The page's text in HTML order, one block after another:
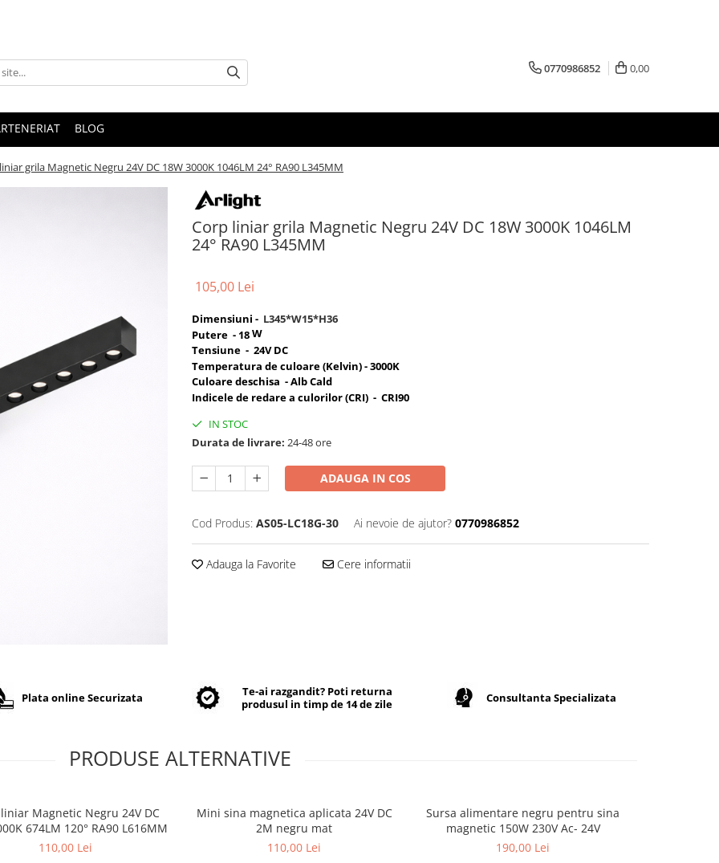
0770986852 0,00
BLOG
grila Magnetic Negru 24V DC 18W 3000K 1046LM 24° RA90 L345MM
Corp liniar grila Magnetic Negru 24V DC 18W 3000K 1046LM
24° RA90 L345MM
105,00 Lei
Dimensiuni - L345*W15*H36
Putere - 18W
Tensiune - 24V DC
Temperatura de culoare (Kelvin) - 3000K
Culoare deschisa - Alb Cald
Indicele de redare a culorilor (CRI) - CRI90
IN STOC
Durata de livrare: 24-48 ore
ADAUGA IN COS
Cod Produs: AS05-LC18G-30 Ai nevoie de ajutor? 0770986852
Adauga la Favorite Cere informatii
Plata online Securizata
Te-ai razgandit? Poti returna
produsul in timp de 14 de zile
Consultanta Specializata
PRODUSE ALTERNATIVE
Magnetic Negru 24V DC
674LM 120° RA90 L616MM
110,00 Lei
Mini sina magnetica aplicata 24V DC
2M negru mat
110,00 Lei
Sursa alimentare negru pentru sina
magnetic 150W 230V Ac- 24V
190,00 Lei